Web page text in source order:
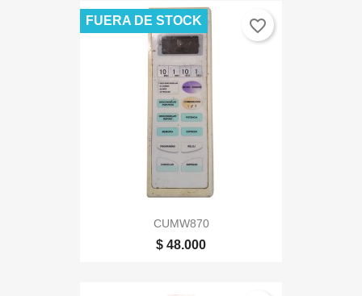
CUMW870
$ 48.000
FUERA DE STOCK favorite_border